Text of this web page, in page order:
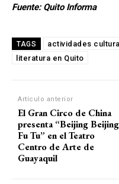
Fuente: Quito Informa
TAGS actividades
literatura en Quito
Artículo anterior
El Gran Circo de China
presenta “Beijing Beijing
Fu Tu” en el Teatro
Centro de Arte de
Guayaquil